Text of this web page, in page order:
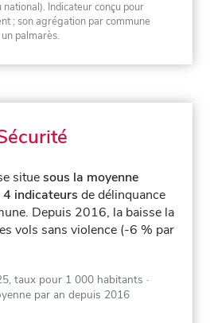
Indicateur conçu pour
; son agrégation par commune
palmarès.
situesous la moyenne
indicateurs de délinquance
Depuis 2016, la baisse la
vols sans violence (-6 % par
taux pour 1 000 habitants ·
par an depuis 2016